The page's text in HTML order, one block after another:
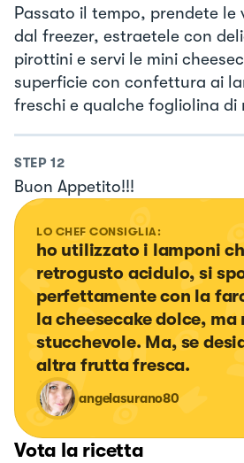
Passato il tempo, prendete le
dal freezer, estraetele con
pirottini e servi le mini
superficie con confettura ai
freschi e qualche fogliolina di
STEP 12
Buon Appetito!!!
LO CHEF CONSIGLIA:
ho utilizzato i lamponi
retrogusto acidulo, si
perfettamente con la
la cheesecake dolce, ma
stucchevole. Ma, se
altra frutta fresca.
angelasurano80
Vota la ricetta